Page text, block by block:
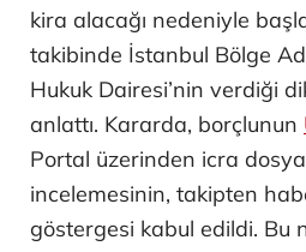
kira alacağı nedeniyle
takibinde İstanbul Bölge
Hukuk Dairesi’nin verdiği
anlattı. Kararda, borçlunun
Portal üzerinden icra
incelemesinin, takipten
göstergesi kabul edildi. Bu